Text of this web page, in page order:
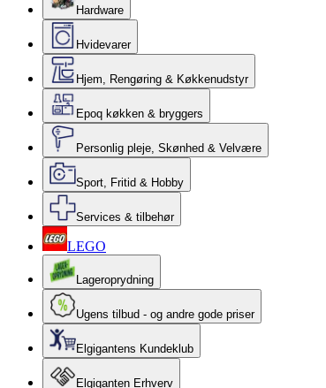
Hardware
Hvidevarer
Hjem, Rengøring & Køkkenudstyr
Epoq køkken & bryggers
Personlig pleje, Skønhed & Velvære
Sport, Fritid & Hobby
Services & tilbehør
LEGO
Lageroprydning
Ugens tilbud - og andre gode priser
Elgigantens Kundeklub
Elgiganten Erhverv